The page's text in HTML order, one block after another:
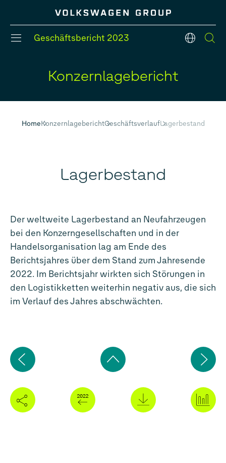
Geschäftsbericht 2023 de
Konzernlagebericht
HomeKonzernlageberichtGeschäftsverlaufLagerbestand
Lagerbestand
Der weltweite Lagerbestand an Neufahrzeugen
bei den Konzerngesellschaften und in der
Handelsorganisation lag am Ende des
Berichtsjahres über dem Stand zum Jahresende
2022. Im Berichtsjahr wirkten sich Störungen in
den Logistikketten weiterhin negativ aus, die sich
im Verlauf des Jahres abschwächten.
Vorherige
Seite
Zum
Seitenanfang